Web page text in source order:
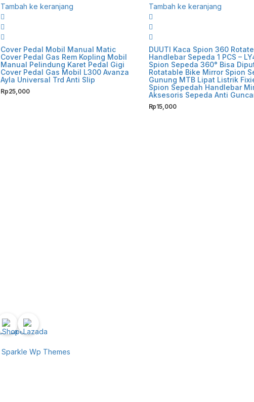
Tambah ke keranjang
Cover Pedal Mobil Manual Matic
Cover Pedal Gas Rem Kopling Mobil
Manual Pelindung Karet Pedal Gigi
Cover Pedal Gas Mobil L300 Avanza
Ayla Universal Trd Anti Slip
Rp25,000
Tambah ke keranjang
DUUTI Kaca Spion 360 Rotate
Handlebar Sepeda 1 PCS –
Spion Sepeda 360° Bisa
Rotatable Bike Mirror Spion
Gunung MTB Lipat Listrik
Spion Sepedah Handlebar
Aksesoris Sepeda Anti
Rp15,000
Sparkle Wp Themes